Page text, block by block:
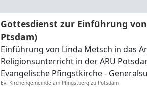
Gottesdienst zur Einführung
Ptsdam)
Einführung von Linda Metsch in das
Religionsunterricht in der ARU
Evangelische Pfingstkirche
Ev. Kirchengemeinde am Pfingstberg zu Potsdam